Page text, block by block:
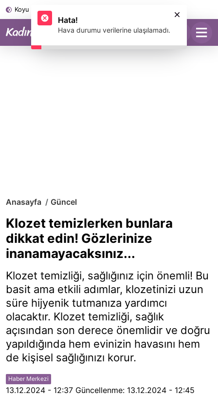
Koyu Mod
Anasayfa Güncel
Klozet temizlerken bunlara
dikkat edin! Gözlerinize
inanamayacaksınız...
Klozet temizliği, sağlığınız için önemli! Bu
basit ama etkili adımlar, klozetinizi uzun
süre hijyenik tutmanıza yardımcı
olacaktır. Klozet temizliği, sağlık
açısından son derece önemlidir ve doğru
yapıldığında hem evinizin havasını hem
de kişisel sağlığınızı korur.
Haber Merkezi
13.12.2024 - 12:37 Güncellenme: 13.12.2024 - 12:45